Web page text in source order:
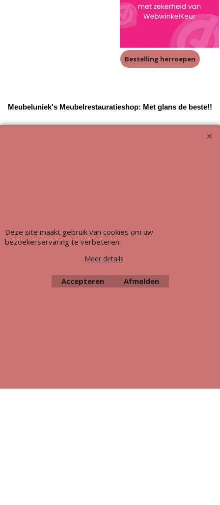
Bestelling herroepen
Meubeluniek's Meubelrestauratieshop: Met glans de beste!!
Webwinkel gemaakt met ShopFactory webwinkel software.
Deze site maakt gebruik van cookies om uw
bezoekerservaring te verbeteren.
Meer details
Accepteren Afmelden